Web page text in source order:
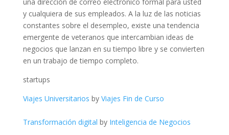
y cualquiera de sus empleados. A la luz de las noticias
constantes sobre el desempleo, existe una tendencia
emergente de veteranos que intercambian ideas de
negocios que lanzan en su tiempo libre y se convierten
en un trabajo de tiempo completo.
startups
Viajes Universitarios by Viajes Fin de Curso
Transformación digital by Inteligencia de Negocios